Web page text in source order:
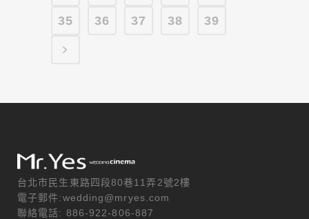
35 36 37 38 39
台北市民生東路四段80巷11弄2號2樓
電子郵件:wedding@mryes.com
聯絡電話: 886-922-806-887